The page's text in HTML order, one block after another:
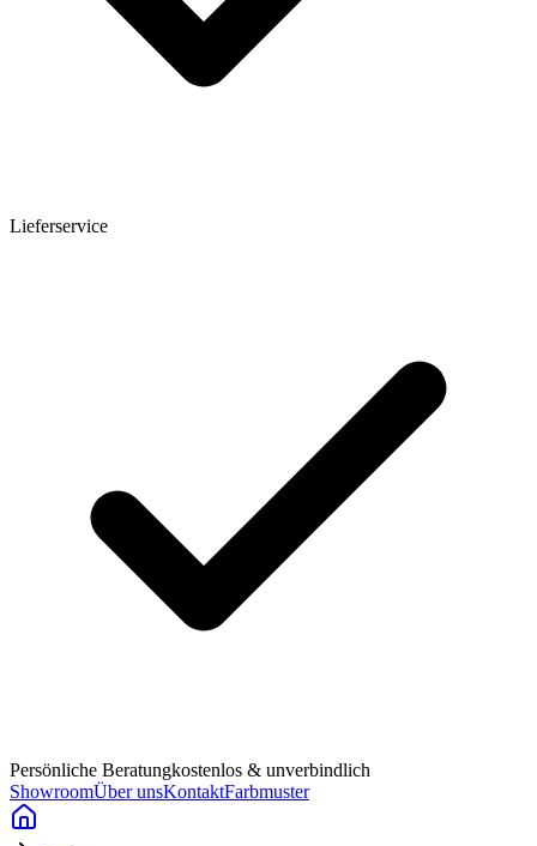
Lieferservice
Persönliche Beratungkostenlos & unverbindlich
ShowroomÜber unsKontaktFarbmuster